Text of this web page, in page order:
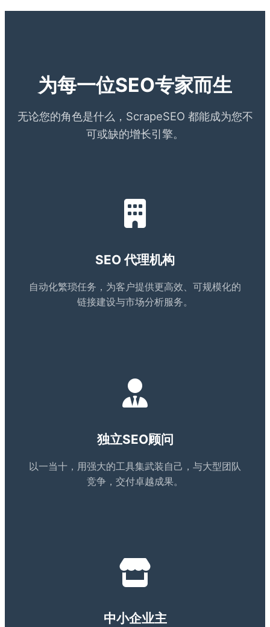
为每一位SEO专家而生
无论您的角色是什么，ScrapeSEO 都能成为您不
可或缺的增长引擎。
SEO 代理机构
自动化繁琐任务，为客户提供更高效、可规模化的
链接建设与市场分析服务。
独立SEO顾问
以一当十，用强大的工具集武装自己，与大型团队
竞争，交付卓越成果。
中小企业主